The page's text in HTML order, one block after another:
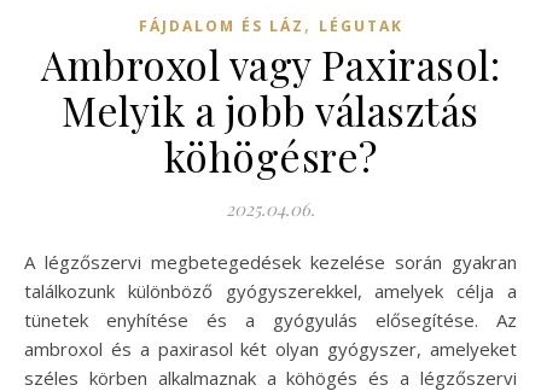
FÁJDALOM ÉS LÁZ , LÉGUTAK
Ambroxol vagy Paxirasol:
Melyik a jobb választás
köhögésre?
2025.04.06.
A légzőszervi megbetegedések kezelése során gyakran
találkozunk különböző gyógyszerekkel, amelyek célja a
tünetek enyhítése és a gyógyulás elősegítése. Az
ambroxol és a paxirasol két olyan gyógyszer, amelyeket
széles körben alkalmaznak a köhögés és a légzőszervi